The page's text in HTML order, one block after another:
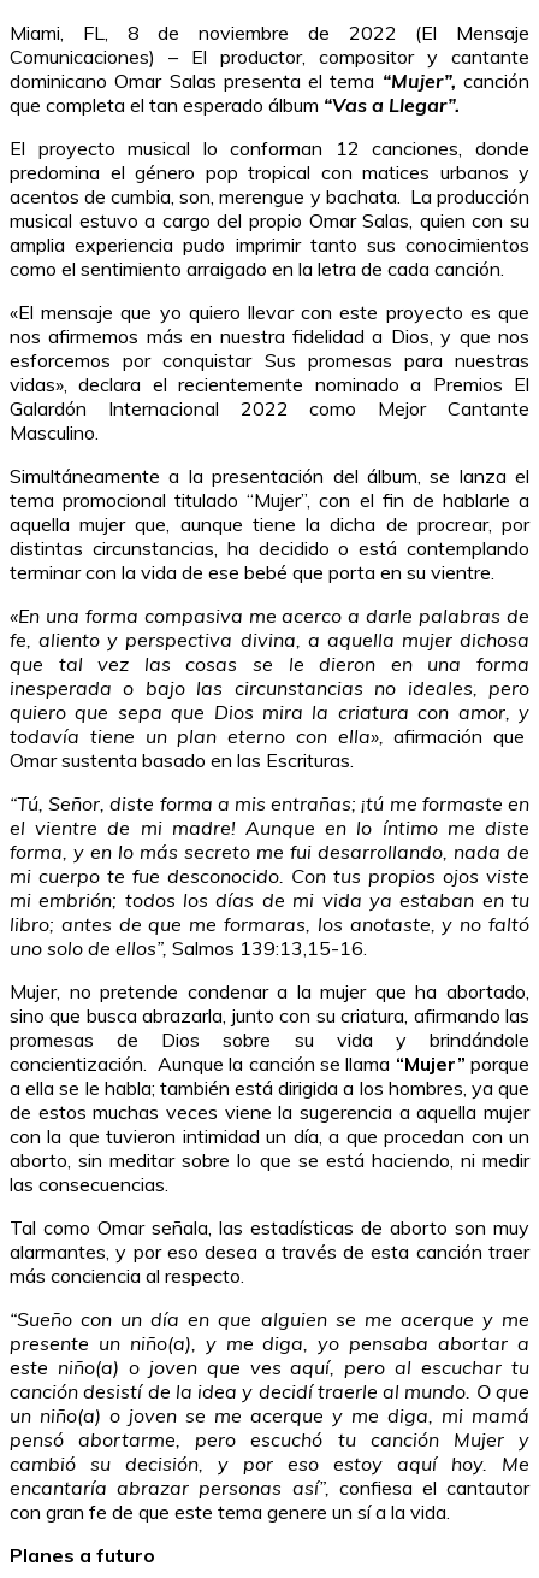
Miami, FL, 8 de noviembre de 2022 (El Mensaje
Comunicaciones) – El productor, compositor y cantante
dominicano Omar Salas presenta el tema “Mujer”, canción
que completa el tan esperado álbum “Vas a Llegar”.
El proyecto musical lo conforman 12 canciones, donde
predomina el género pop tropical con matices urbanos y
acentos de cumbia, son, merengue y bachata. La producción
musical estuvo a cargo del propio Omar Salas, quien con su
amplia experiencia pudo imprimir tanto sus conocimientos
como el sentimiento arraigado en la letra de cada canción.
«El mensaje que yo quiero llevar con este proyecto es que
nos afirmemos más en nuestra fidelidad a Dios, y que nos
esforcemos por conquistar Sus promesas para nuestras
vidas», declara el recientemente nominado a Premios El
Galardón Internacional 2022 como Mejor Cantante
Masculino.
Simultáneamente a la presentación del álbum, se lanza el
tema promocional titulado “Mujer”, con el fin de hablarle a
aquella mujer que, aunque tiene la dicha de procrear, por
distintas circunstancias, ha decidido o está contemplando
terminar con la vida de ese bebé que porta en su vientre.
«En una forma compasiva me acerco a darle palabras de
fe, aliento y perspectiva divina, a aquella mujer dichosa
que tal vez las cosas se le dieron en una forma
inesperada o bajo las circunstancias no ideales, pero
quiero que sepa que Dios mira la criatura con amor, y
todavía tiene un plan eterno con ella», afirmación que
Omar sustenta basado en las Escrituras.
“Tú, Señor, diste forma a mis entrañas; ¡tú me formaste en
el vientre de mi madre! Aunque en lo íntimo me diste
forma, y en lo más secreto me fui desarrollando, nada de
mi cuerpo te fue desconocido. Con tus propios ojos viste
mi embrión; todos los días de mi vida ya estaban en tu
libro; antes de que me formaras, los anotaste, y no faltó
uno solo de ellos”, Salmos 139:13,15-16.
Mujer, no pretende condenar a la mujer que ha abortado,
sino que busca abrazarla, junto con su criatura, afirmando las
promesas de Dios sobre su vida y brindándole
concientización. Aunque la canción se llama “Mujer” porque
a ella se le habla; también está dirigida a los hombres, ya que
de estos muchas veces viene la sugerencia a aquella mujer
con la que tuvieron intimidad un día, a que procedan con un
aborto, sin meditar sobre lo que se está haciendo, ni medir
las consecuencias.
Tal como Omar señala, las estadísticas de aborto son muy
alarmantes, y por eso desea a través de esta canción traer
más conciencia al respecto.
“Sueño con un día en que alguien se me acerque y me
presente un niño(a), y me diga, yo pensaba abortar a
este niño(a) o joven que ves aquí, pero al escuchar tu
canción desistí de la idea y decidí traerle al mundo. O que
un niño(a) o joven se me acerque y me diga, mi mamá
pensó abortarme, pero escuchó tu canción Mujer y
cambió su decisión, y por eso estoy aquí hoy. Me
encantaría abrazar personas así”, confiesa el cantautor
con gran fe de que este tema genere un sí a la vida.
Planes a futuro